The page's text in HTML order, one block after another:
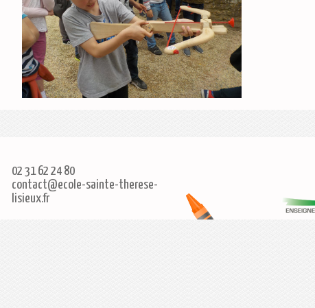
02 31 62 24 80
contact@ecole-sainte-therese-
lisieux.fr